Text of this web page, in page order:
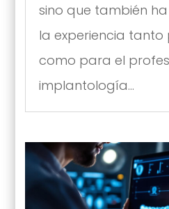
sino que también
la experiencia
como para el
implantología...